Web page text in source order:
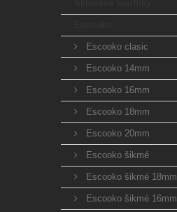
Escooko clasic
Escooko 14mm
Escooko 16mm
Escooko 18mm
Escooko 20mm
Escooko šikmé
Escooko šikmé 18mm
Escooko šikmé 16mm